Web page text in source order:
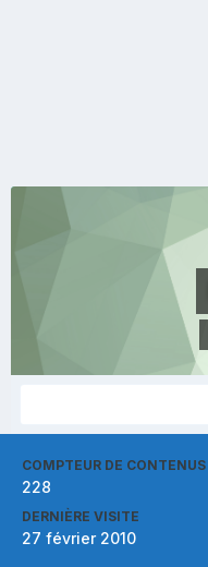
COMPTEUR DE CONTENUS
228
DERNIÈRE VISITE
27 février 2010